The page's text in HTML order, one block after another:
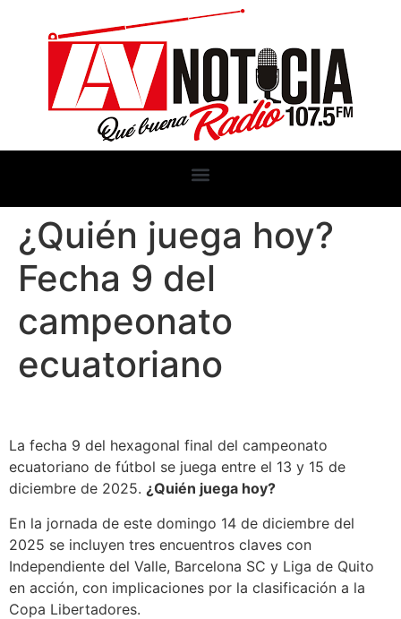
¿Quién juega hoy?
Fecha 9 del
campeonato
ecuatoriano
La fecha 9 del hexagonal final del campeonato
ecuatoriano de fútbol se juega entre el 13 y 15 de
diciembre de 2025. ¿Quién juega hoy?
En la jornada de este domingo 14 de diciembre del
2025 se incluyen tres encuentros claves con
Independiente del Valle, Barcelona SC y Liga de Quito
en acción, con implicaciones por la clasificación a la
Copa Libertadores.